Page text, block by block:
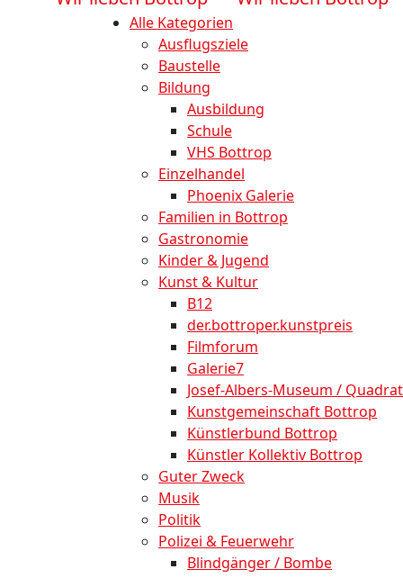
Alle Kategorien
Ausflugsziele
Baustelle
Bildung
Ausbildung
Schule
VHS Bottrop
Einzelhandel
Phoenix Galerie
Familien in Bottrop
Gastronomie
Kinder & Jugend
Kunst & Kultur
B12
der.bottroper.kunstpreis
Filmforum
Galerie7
Josef-Albers-Museum / Quadrat
Kunstgemeinschaft Bottrop
Künstlerbund Bottrop
Künstler Kollektiv Bottrop
Guter Zweck
Musik
Politik
Polizei & Feuerwehr
Blindgänger / Bombe